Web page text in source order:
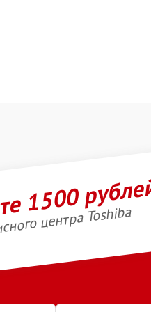
1500
центра Toshiba